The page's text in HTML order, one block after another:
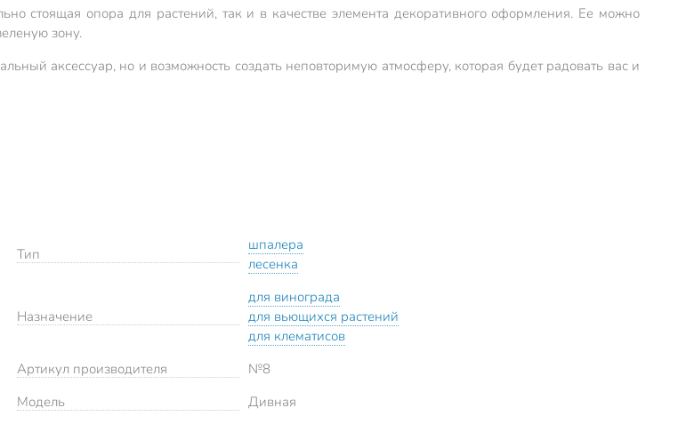
стоящая опора для растений, так и в качестве элемента декоративного оформления. Ее можно
зону.
аксессуар, но и возможность создать неповторимую атмосферу, которая будет радовать вас и
Тип
шпалера
лесенка
Назначение
для винограда
для вьющихся растений
для клематисов
Артикул производителя
№8
Модель
Дивная